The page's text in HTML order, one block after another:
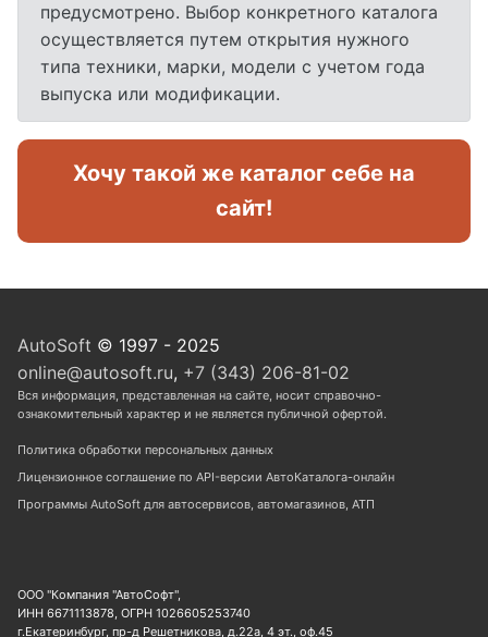
предусмотрено. Выбор конкретного каталога
осуществляется путем открытия нужного
типа техники, марки, модели с учетом года
выпуска или модификации.
Хочу такой же каталог себе на
сайт!
AutoSoft © 1997 - 2025
online@autosoft.ru, +7 (343) 206-81-02
Вся информация, представленная на сайте, носит справочно-
ознакомительный характер и не является публичной офертой.
Политика обработки персональных данных
Лицензионное соглашение по API-версии АвтоКаталога-онлайн
Программы AutoSoft для автосервисов, автомагазинов, АТП
ООО "Компания "АвтоСофт",
ИНН 6671113878, ОГРН 1026605253740
г.Екатеринбург, пр-д Решетникова, д.22а, 4 эт., оф.45